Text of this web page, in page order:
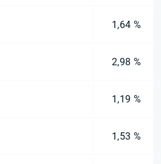
1,64 %
2,98 %
1,19 %
1,53 %